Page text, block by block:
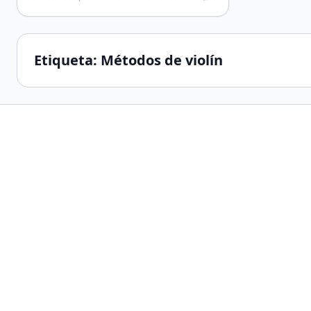
Etiqueta: Métodos de violín